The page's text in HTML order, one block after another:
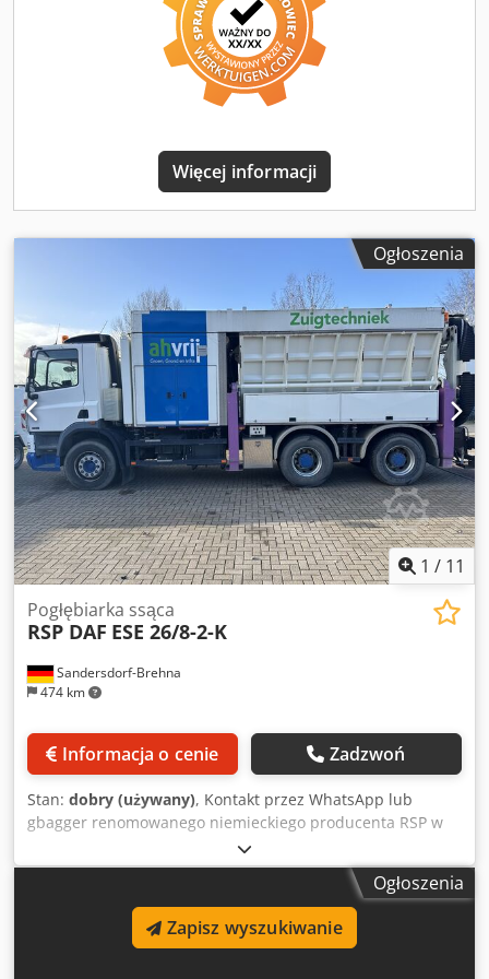
Więcej informacji
Ogłoszenia
1 / 11
Sandersdorf-Brehna
474 km
Pogłębiarka ssąca
RSP DAF ESE 26/8-2-K
Informacja o cenie Zadzwoń
Stan: dobry (używany), Kontakt przez WhatsApp lub
gbagger renomowanego niemieckiego producenta RSP w
bardzo dobrym stanie, gotowy do użycia, kilka godzin pracy
i bardzo dobrze utrzymany. Dodpfx Adsvkpl Eo Ijkr
Ogłoszenia
Zapisz wyszukiwanie